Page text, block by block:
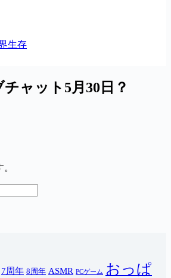
生存
ャット5月30日？
7周年 8周年 ASMR PCゲーム
おっぱ